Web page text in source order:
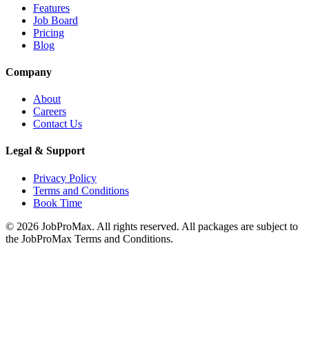
Features
Job Board
Pricing
Blog
Company
About
Careers
Contact Us
Legal & Support
Privacy Policy
Terms and Conditions
Book Time
© 2026 JobProMax. All rights reserved. All packages are subject to
the JobProMax Terms and Conditions.